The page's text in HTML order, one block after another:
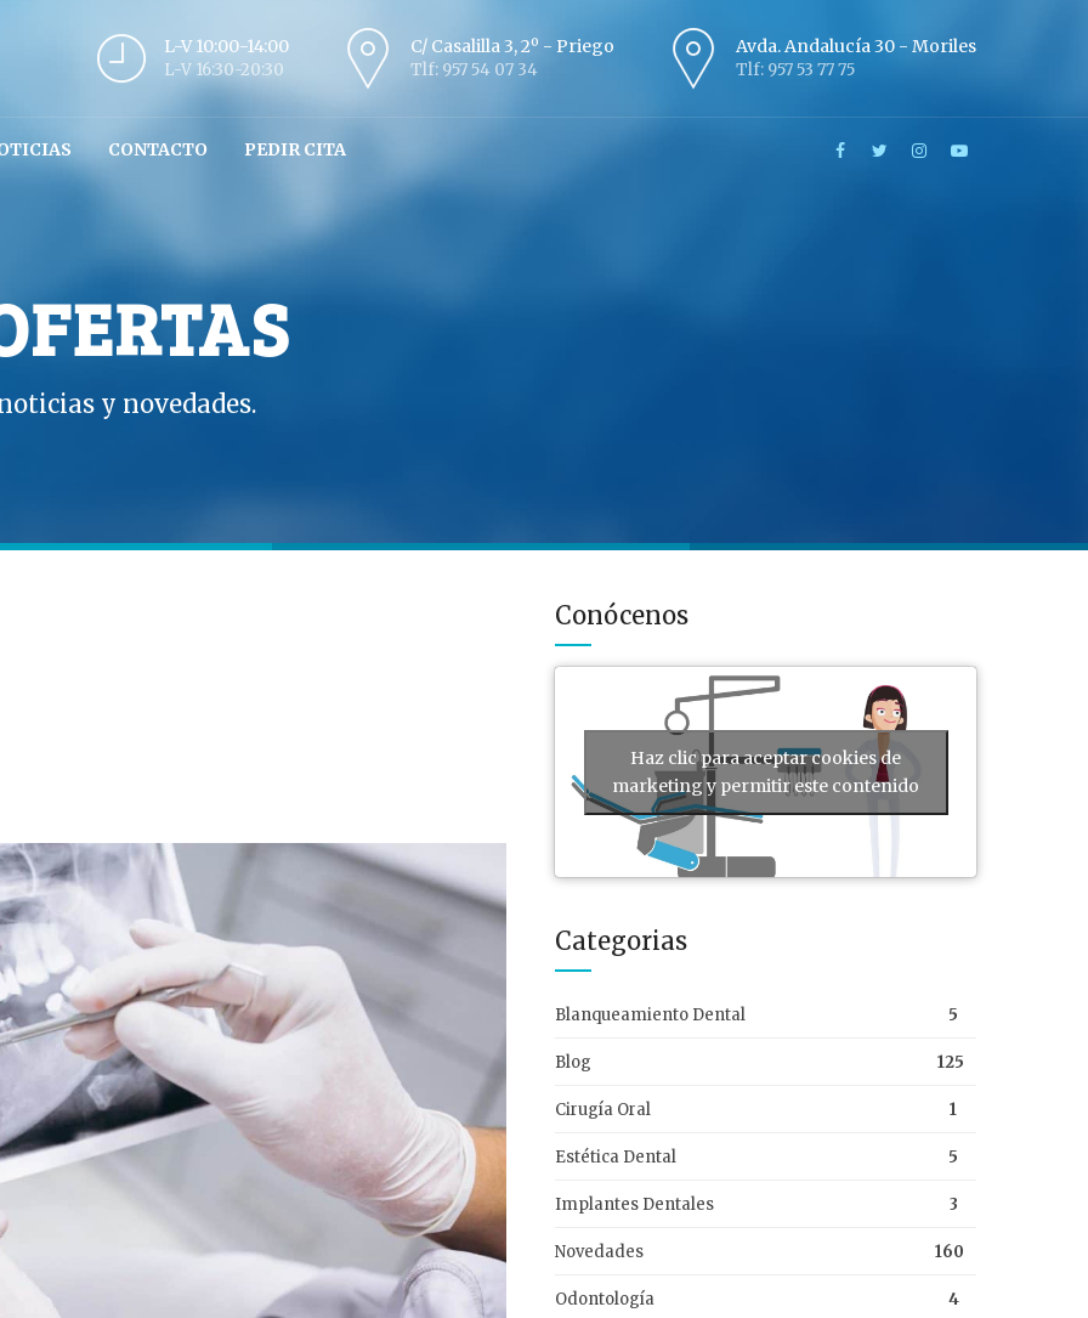
L-V 10:00-14:00
L-V 16:30-20:30
C/ Casalilla 3, 2º - Priego
Tlf: 957 54 07 34
Avda. Andalucía 30 - Moriles
Tlf: 957 53 77 75
CONTACTO PEDIR CITA
y novedades.
Conócenos
Haz clic para aceptar cookies de
marketing y permitir este contenido
Categorias
Blanqueamiento Dental 5
Blog 125
Cirugía Oral 1
Estética Dental 5
Implantes Dentales 3
Novedades 160
Odontología 4